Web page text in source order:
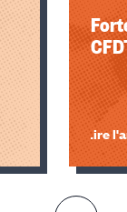
Lire